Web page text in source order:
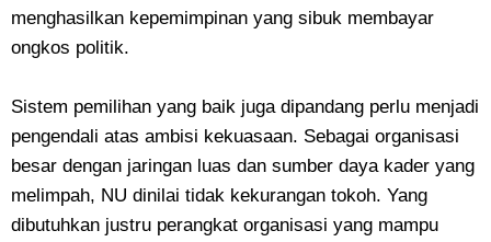
menghasilkan kepemimpinan yang sibuk membayar
ongkos politik.
Sistem pemilihan yang baik juga dipandang perlu menjadi
pengendali atas ambisi kekuasaan. Sebagai organisasi
besar dengan jaringan luas dan sumber daya kader yang
melimpah, NU dinilai tidak kekurangan tokoh. Yang
dibutuhkan justru perangkat organisasi yang mampu